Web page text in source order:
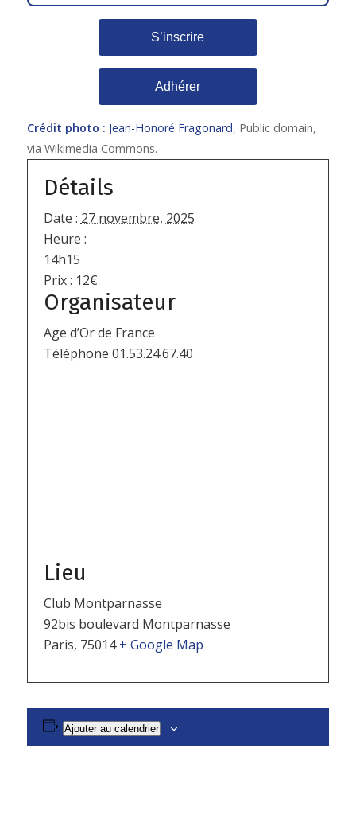
S’inscrire
Adhérer
Crédit photo : Jean-Honoré Fragonard, Public domain,
via Wikimedia Commons.
Détails
Date : 27 novembre, 2025
Heure :
14h15
Prix : 12€
Organisateur
Age d’Or de France
Téléphone 01.53.24.67.40
Lieu
Club Montparnasse
92bis boulevard Montparnasse
Paris, 75014 + Google Map
Ajouter au calendrier